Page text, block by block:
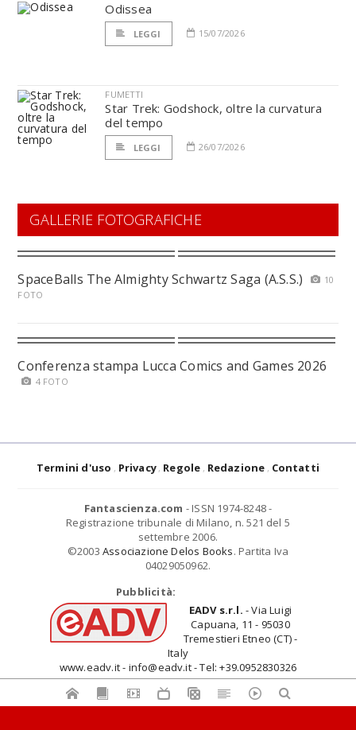
Odissea
LEGGI 15/07/2026
FUMETTI
Star Trek: Godshock, oltre la curvatura
del tempo
LEGGI 26/07/2026
GALLERIE FOTOGRAFICHE
SpaceBalls The Almighty Schwartz Saga (A.S.S.)
10
FOTO
Conferenza stampa Lucca Comics and Games 2026
4 FOTO
Termini d'uso Privacy Regole Redazione Contatti
Fantascienza.com - ISSN 1974-8248 -
Registrazione tribunale di Milano, n. 521 del 5
settembre 2006.
©2003 Associazione Delos Books. Partita Iva
04029050962.
Pubblicità:
EADV s.r.l. - Via Luigi
Capuana, 11 - 95030
Tremestieri Etneo (CT) -
Italy
www.eadv.it - info@eadv.it - Tel: +39.0952830326